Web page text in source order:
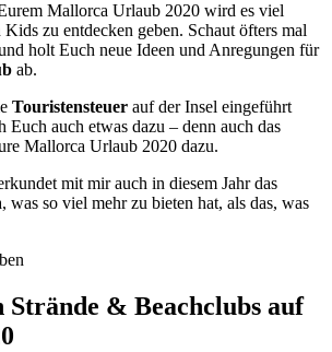
Mallorca Urlaub 2020 wird es viel
zu entdecken geben. Schaut öfters mal
holt Euch neue Ideen und Anregungen für
ab.
Touristensteuer auf der Insel eingeführt
Euch auch etwas dazu – denn auch das
Mallorca Urlaub 2020 dazu.
mit mir auch in diesem Jahr das
was so viel mehr zu bieten hat, als das, was
Strände & Beachclubs auf